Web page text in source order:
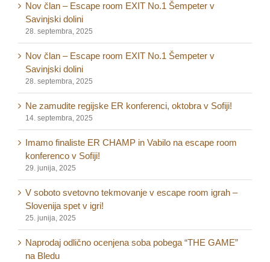
Nov član – Escape room EXIT No.1 Šempeter v
Savinjski dolini
28. septembra, 2025
Nov član – Escape room EXIT No.1 Šempeter v
Savinjski dolini
28. septembra, 2025
Ne zamudite regijske ER konferenci, oktobra v Sofiji!
14. septembra, 2025
Imamo finaliste ER CHAMP in Vabilo na escape room
konferenco v Sofiji!
29. junija, 2025
V soboto svetovno tekmovanje v escape room igrah –
Slovenija spet v igri!
25. junija, 2025
Naprodaj odlično ocenjena soba pobega “THE GAME”
na Bledu